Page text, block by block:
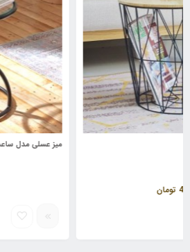
میز عسلی مدل ساعت شنی